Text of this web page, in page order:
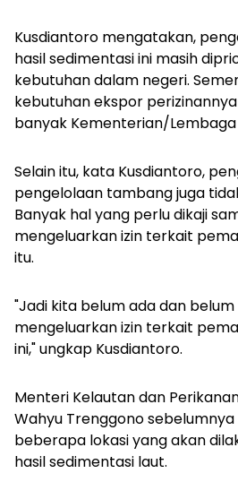
Kusdiantoro mengatakan,
hasil sedimentasi ini masih
kebutuhan dalam negeri.
kebutuhan ekspor
banyak Kementerian/Lembaga
Selain itu, kata Kusdiantoro,
pengelolaan tambang juga
Banyak hal yang perlu dikaji
mengeluarkan izin terkait
itu.
"Jadi kita belum ada dan
mengeluarkan izin terkait
ini," ungkap Kusdiantoro.
Menteri Kelautan dan
Wahyu Trenggono
beberapa lokasi yang akan
hasil sedimentasi laut.